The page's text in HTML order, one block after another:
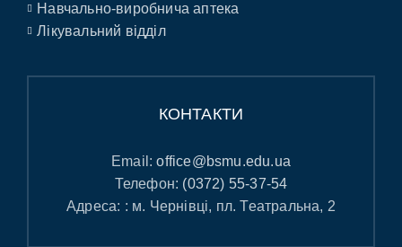
Навчально-виробнича аптека
Лікувальний відділ
КОНТАКТИ
Email:office@bsmu.edu.ua
Телефон: (0372) 55-37-54
Адреса: : м. Чернівці, пл. Театральна, 2